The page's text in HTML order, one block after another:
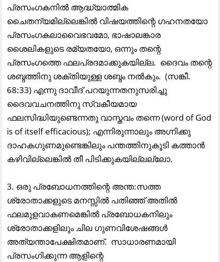
പ്രസംഗകനിൽ ആദ്ധ്യാത്മിക
ചൈതന്യമില്ലെങ്കിൽ വിഷയത്തിന്റെ ഗഹനതയോ
പ്രസംഗകലാവൈഭവമോ, ഭാഷാലങ്കാര
ശൈലികളുടെ രമ്യതയോ, ഒന്നും തന്റെ
പ്രസംഗത്തെ ഫലപ്രദമാക്കുകയില്ല. ദൈവം തന്റെ
ശബ്ദത്തിനു ശക്തിയുള്ള ശബ്ദം നൽകും. (സങ്കീ.
68:33) എന്നു ദാവീദ്‌ പറയുന്നതനുസരിച്ചു
ദൈവവചനത്തിനു സ്വകീയമായ
ഫലസിദ്ധിയുണ്ടെന്നതു വാസ്തവം തന്നെ (word of God
is of itself efficacious); എന്നിരുന്നാലും അഗ്നിക്കു
ദാഹകഗുണമുണ്ടെങ്കിലും പന്തത്തിനുകൂടി കത്താൻ
കഴിവില്ലെങ്കിൽ തീ പിടിക്കുകയില്ലല്ലോ.
3. ഒരു പ്രബോധനത്തിന്റെ അന്ത:സത്ത
ശ്രോതാക്കളുടെ മനസ്സിൽ പതിഞ്ഞ്‌ അതിൽ
ഫലമുളവാകണമെങ്കിൽ പ്രബോധകനിലും
ശ്രോതാക്കളിലും ചില ഗുണവിശേഷങ്ങൾ
അത്യന്താപേക്ഷിതമാണ്. സാധാരണമായി
പ്രസംഗിക്കുന്ന ആളിന്റെ